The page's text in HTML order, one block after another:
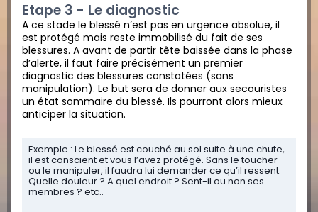
Etape 3 - Le diagnostic
A ce stade le blessé n’est pas en urgence absolue, il
est protégé mais reste immobilisé du fait de ses
blessures. A avant de partir tête baissée dans la phase
d’alerte, il faut faire précisément un premier
diagnostic des blessures constatées (sans
manipulation). Le but sera de donner aux secouristes
un état sommaire du blessé. Ils pourront alors mieux
anticiper la situation.
Exemple : Le blessé est couché au sol suite à une chute,
il est conscient et vous l’avez protégé. Sans le toucher
ou le manipuler, il faudra lui demander ce qu’il ressent.
Quelle douleur ? A quel endroit ? Sent-il ou non ses
membres ? etc..